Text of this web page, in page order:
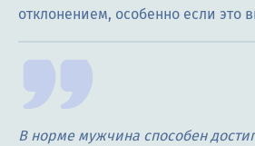
отклонением, особенно если это
В норме мужчина способен